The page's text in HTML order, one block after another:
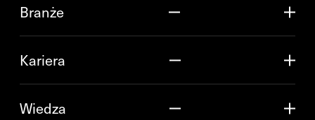
Branże
Kariera
Wiedza